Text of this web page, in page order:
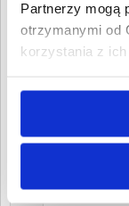
Partnerzy mogą
otrzymanymi od
korzystania z ich
PIETRUCH
1